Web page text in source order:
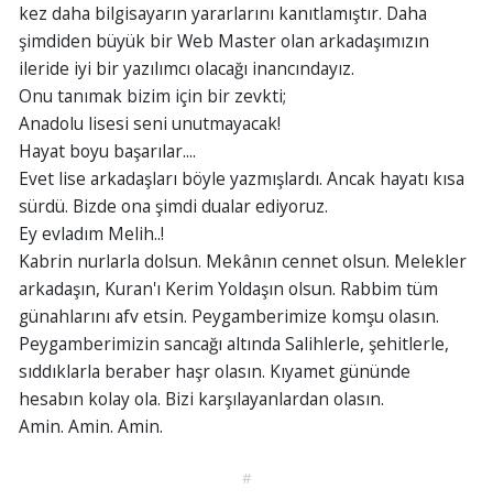
kez daha bilgisayarın yararlarını kanıtlamıştır. Daha
şimdiden büyük bir Web Master olan arkadaşımızın
ileride iyi bir yazılımcı olacağı inancındayız.
Onu tanımak bizim için bir zevkti;
Anadolu lisesi seni unutmayacak!
Hayat boyu başarılar....
Evet lise arkadaşları böyle yazmışlardı. Ancak hayatı kısa
sürdü. Bizde ona şimdi dualar ediyoruz.
Ey evladım Melih..!
Kabrin nurlarla dolsun. Mekânın cennet olsun. Melekler
arkadaşın, Kuran'ı Kerim Yoldaşın olsun. Rabbim tüm
günahlarını afv etsin. Peygamberimize komşu olasın.
Peygamberimizin sancağı altında Salihlerle, şehitlerle,
sıddıklarla beraber haşr olasın. Kıyamet gününde
hesabın kolay ola. Bizi karşılayanlardan olasın.
Amin. Amin. Amin.
#